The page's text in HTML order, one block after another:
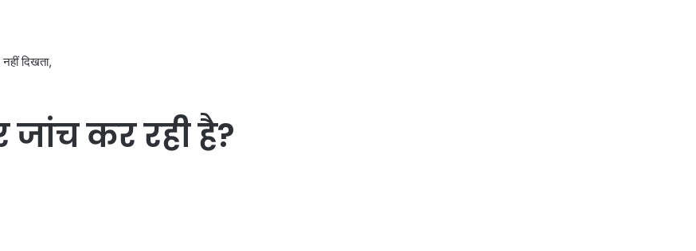
दिखता,
कर रही है?